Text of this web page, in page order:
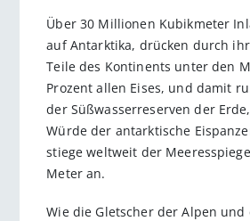
Über 30 Millionen Kubikmeter
auf Antarktika, drücken durch
Teile des Kontinents unter den
Prozent allen Eises, und damit
der Süßwasserreserven der
Würde der antarktische
stiege weltweit der
Meter an.
Wie die Gletscher der Alpen und